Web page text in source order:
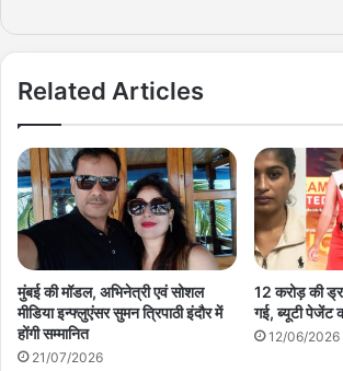
Related Articles
मुंबई की मॉडल, अभिनेत्री एवं सोशल
मीडिया इन्फ्लुएंसर सुमन त्रिपाठी इंदौर में
होंगी सम्मानित
21/07/2026
12 करोड़ की
गई, ब्यूटी पेजेंट
12/06/2026